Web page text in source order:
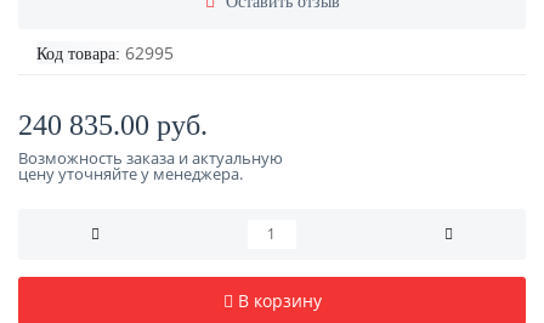
Код товара: 62995
240 835.00 руб.
Возможность заказа и актуальную
цену уточняйте у менеджера.
В корзину